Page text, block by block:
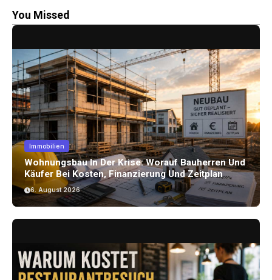
You Missed
Immobilien
Wohnungsbau In Der Krise: Worauf Bauherren Und
Käufer Bei Kosten, Finanzierung Und Zeitplan
Achten Sollten
6. August 2026